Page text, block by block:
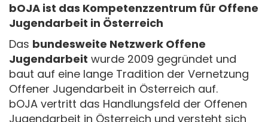
bOJA ist das Kompetenzzentrum für Offene
Jugendarbeit in Österreich
Das bundesweite Netzwerk Offene
Jugendarbeit wurde 2009 gegründet und
baut auf eine lange Tradition der Vernetzung
Offener Jugendarbeit in Österreich auf.
bOJA vertritt das Handlungsfeld der Offenen
Jugendarbeit in Österreich und versteht sich